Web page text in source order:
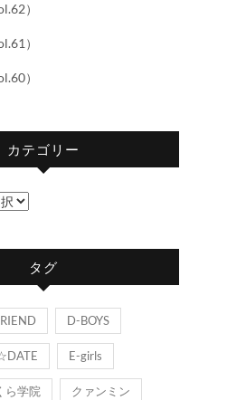
）
）
）
カテゴリー
タグ
D-BOYS
E-girls
ら学院 クァンミン